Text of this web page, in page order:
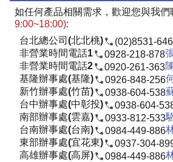
如任何產品相關需求，歡迎您與我們
9:00~18:00):
台北總公司(北北桃)
(02)8531-
非營業時間電話1
0928-218-878
非營業時間電話2
0920-261-363
基隆辦事處(基隆)
0926-848-256
新竹辦事處(竹苗)
0938-604-538
台中辦事處(中彰投)
0938-604-
南部辦事處(雲嘉)
0933-812-533
台南辦事處(台南)
0984-449-886
東部辦事處(宜花東)
0937-304-
高雄辦事處(高屏)
0984-449-886